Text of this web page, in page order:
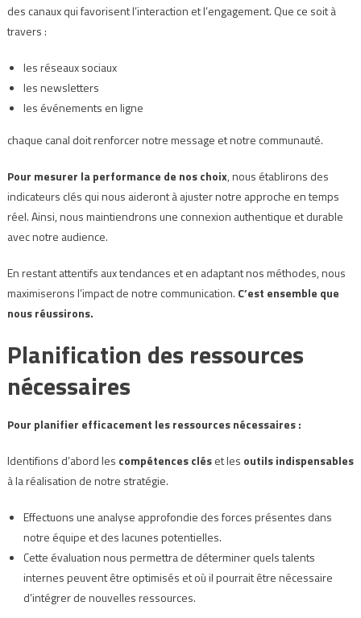
des canaux qui favorisent l’interaction et l’engagement. Que ce soit à
travers :
les réseaux sociaux
les newsletters
les événements en ligne
chaque canal doit renforcer notre message et notre communauté.
Pour mesurer la performance de nos choix, nous établirons des
indicateurs clés qui nous aideront à ajuster notre approche en temps
réel. Ainsi, nous maintiendrons une connexion authentique et durable
avec notre audience.
En restant attentifs aux tendances et en adaptant nos méthodes, nous
maximiserons l’impact de notre communication. C’est ensemble que
nous réussirons.
Planification des ressources
nécessaires
Pour planifier efficacement les ressources nécessaires :
Identifions d’abord les compétences cléset les outils indispensables
à la réalisation de notre stratégie.
Effectuons une analyse approfondie des forces présentes dans
notre équipe et des lacunes potentielles.
Cette évaluation nous permettra de déterminer quels talents
internes peuvent être optimisés et où il pourrait être nécessaire
d’intégrer de nouvelles ressources.